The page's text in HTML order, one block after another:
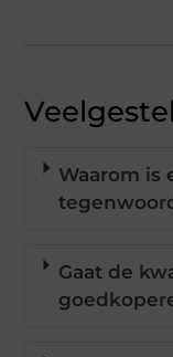
Waarom is
Gaat de